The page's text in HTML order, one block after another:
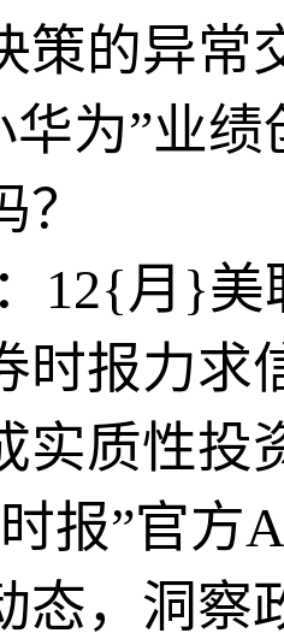
策的异常
华为”业
12{月}
时报力求
实质性投
报”官方
态，洞察